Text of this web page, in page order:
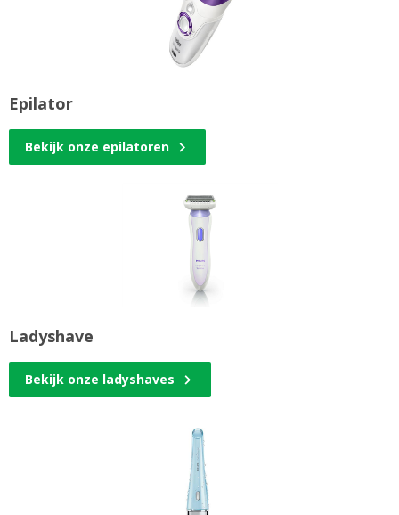
Epilator
Bekijk onze epilatoren
Ladyshave
Bekijk onze ladyshaves